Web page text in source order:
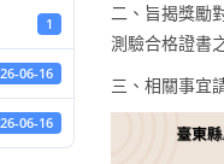
1
06-16
06-16
二、旨揭獎勵
測驗合格證書
三、相關事宜